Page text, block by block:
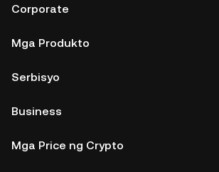
Corporate
Mga Produkto
Serbisyo
Business
Mga Price ng Crypto